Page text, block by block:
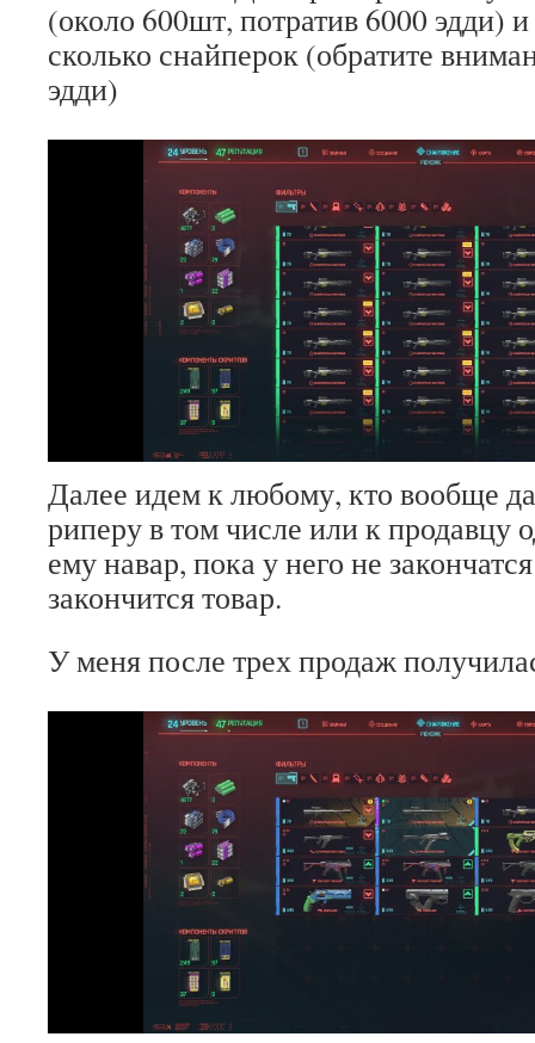
(около 600шт, потратив 6000 эдди)
сколько снайперок (обратите
эдди)
Далее идем к любому, кто вообще
риперу в том числе или к продавцу
ему навар, пока у него не
закончится товар.
У меня после трех продаж